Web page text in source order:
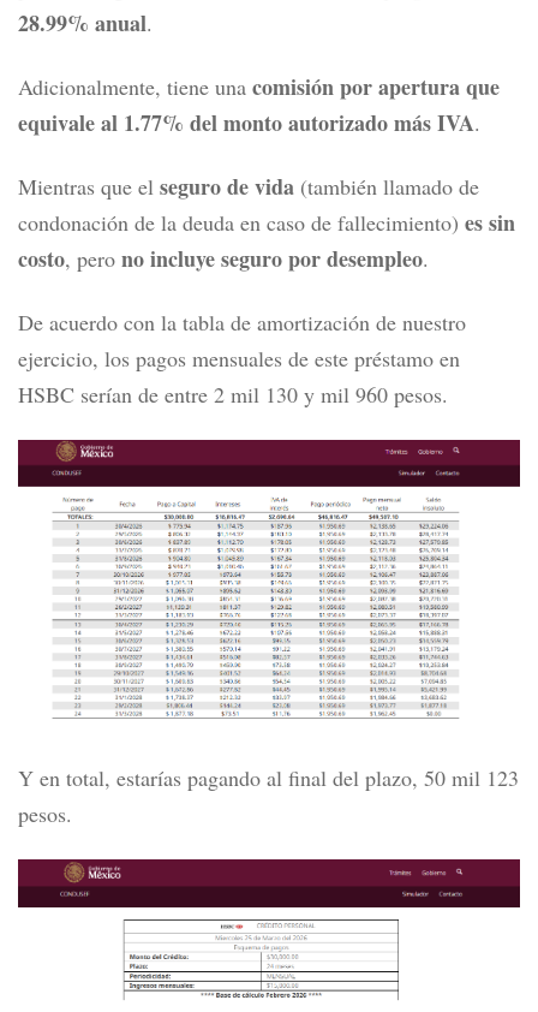
28.99% anual.
Adicionalmente, tiene una comisión por apertura que
equivale al 1.77% del monto autorizado más IVA.
Mientras que el seguro de vida (también llamado de
condonación de la deuda en caso de fallecimiento) es sin
costo, pero no incluye seguro por desempleo.
De acuerdo con la tabla de amortización de nuestro
ejercicio, los pagos mensuales de este préstamo en
HSBC serían de entre 2 mil 130 y mil 960 pesos.
Y en total, estarías pagando al final del plazo, 50 mil 123
pesos.